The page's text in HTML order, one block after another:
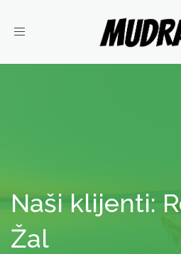
Toggle
Naši klijenti:
Žal